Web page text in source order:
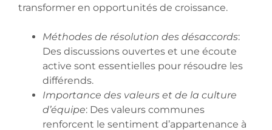
transformer en opportunités de croissance.
Méthodes de résolution des désaccords:
Des discussions ouvertes et une écoute
active sont essentielles pour résoudre les
différends.
Importance des valeurs et de la culture
d’équipe: Des valeurs communes
renforcent le sentiment d’appartenance à